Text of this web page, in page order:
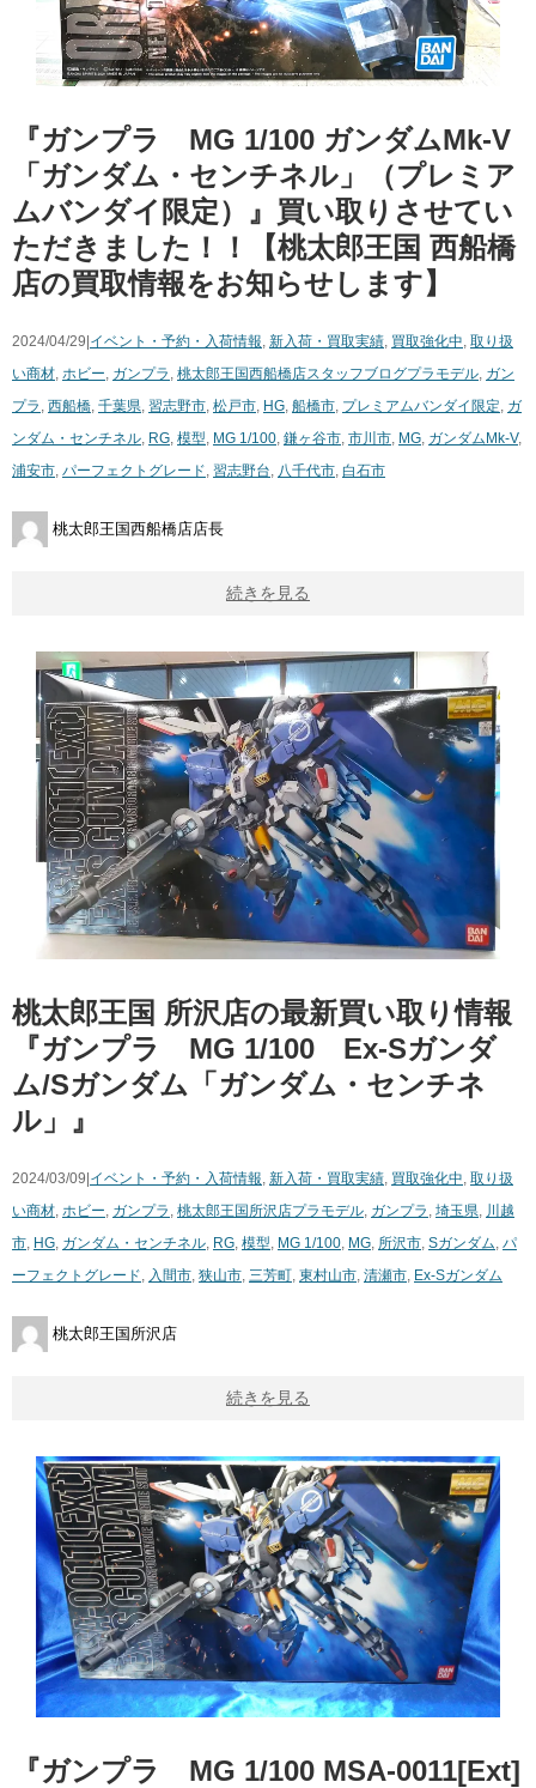
『ガンプラ MG 1/100 ​ガンダムMk-V ​
「ガンダム・センチネル」（​プレミア
ムバンダイ限定）』買い取りさせてい
ただきました！！【桃太郎王国 西船橋
店の買取情報をお知らせします】
2024/04/29| イベント・予約・入荷情報, 新入荷・買取実績, 買取強化中, 取り扱
い商材, ホビー, ガンプラ , 桃太郎王国西船橋店スタッフブログプラモデル, ガン
プラ , 西船橋, 千葉県, 習志野市, 松戸市, HG, 船橋市, プレミアムバンダイ限定, ガ
ンダム・センチネル, RG, 模型, MG 1/100, 鎌ヶ谷市, 市川市, MG, ガンダムMk-V,
浦安市, パーフェクトグレード, 習志野台, 八千代市, 白石市
桃太郎王国西船橋店店長
続きを見る
桃太郎王国 所沢店の最新買い取り情報
『ガンプラ MG 1/100 Ex-Sガンダ
ム/Sガンダム「ガンダム・センチネ
ル」』
2024/03/09|イベント・予約・入荷情報 新入荷・買取実績 買取強化中 取り扱
い商材 ホビー ガンプラ 桃太郎王国所沢店プラモデル ガンプラ 埼玉県
川越
市 HG ガンダム・センチネル RG 模型 MG 1/100 MG 所沢市 Sガンダム パ
ーフェクトグレード
入間市 狭山市 三芳町 東村山市 清瀬市 Ex-Sガンダム
桃太郎王国所沢店
続きを見る
『ガンプラ MG 1/100 MSA-0011[Ext]